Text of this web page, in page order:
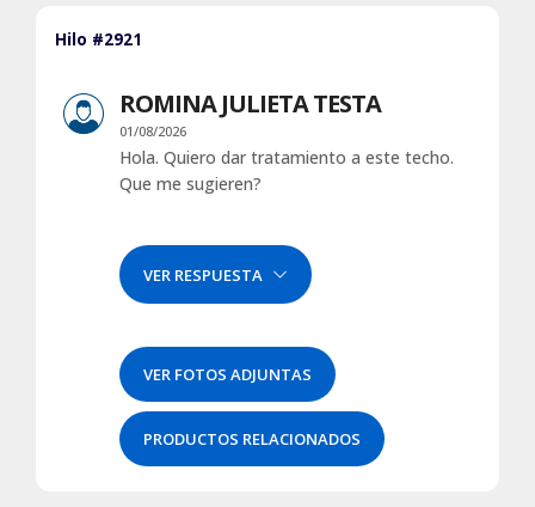
Hilo #2921
ROMINA JULIETA TESTA
01/08/2026
Hola. Quiero dar tratamiento a este techo.
Que me sugieren?
VER RESPUESTA
VER FOTOS ADJUNTAS
PRODUCTOS RELACIONADOS